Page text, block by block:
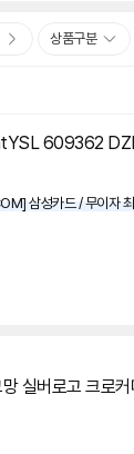
상품구분
609362
삼성카드 / 무이자
망 실버로고 크